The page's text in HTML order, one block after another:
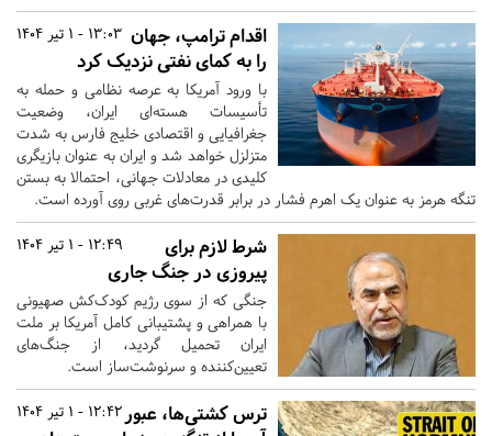
13:03 - 1 تیر 1404 اقدام ترامپ، جهان
را به کمای نفتی نزدیک کرد
با ورود آمریکا به عرصه نظامی و حمله به
تأسیسات هسته‌ای ایران، وضعیت
جغرافیایی و اقتصادی خلیج فارس به شدت
متزلزل خواهد شد و ایران به عنوان بازیگری
کلیدی در معادلات جهانی، احتمالا به بستن
تنگه هرمز به عنوان یک اهرم فشار در برابر قدرت‌های غربی روی آورده است.
12:49 - 1 تیر 1404
شرط لازم برای
پیروزی در جنگ جاری
جنگی که از سوی رژیم کودک‌کش صهیونی
با همراهی و پشتیبانی کامل آمریکا بر ملت
ایران تحمیل گردید، از جنگ‌های
تعیین‌کننده و سرنوشت‌ساز است.
12:42 - 1 تیر 1404 ترس کشتی‌ها، عبور